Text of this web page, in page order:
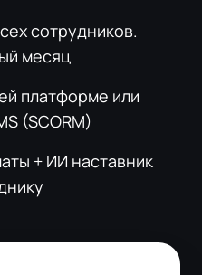
сотрудников.
месяц
платформе или
(SCORM)
+ ИИ наставник